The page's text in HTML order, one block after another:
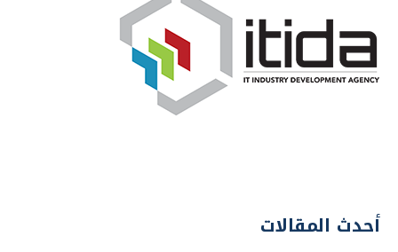
أحدث المقالات